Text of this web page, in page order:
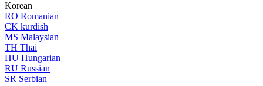
Korean
RO Romanian
CK kurdish
MS Malaysian
TH Thai
HU Hungarian
RU Russian
SR Serbian